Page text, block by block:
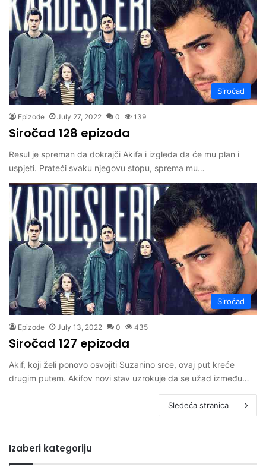
Siročad
Epizode July 27, 2022 0 139
Siročad 128 epizoda
Resul je spreman da dokrajči Akifa i izgleda da će mu plan i
uspjeti. Prateći svaku njegovu stopu, sprema mu…
Siročad
Epizode July 13, 2022 0 435
Siročad 127 epizoda
Akif, koji želi ponovo osvojiti Suzanino srce, ovaj put kreće
drugim putem. Akifov novi stav uzrokuje da se užad između…
Sledeća stranica
Izaberi kategoriju